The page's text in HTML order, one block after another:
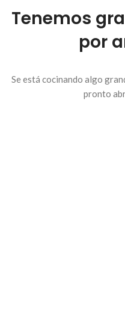
Tenemos
por
Se está cocinando algo
pronto